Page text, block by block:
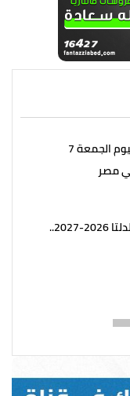
مواقيت الصلاة اليوم الجمعة 7
مصاريف جامعة الدلتا 2026-2027..